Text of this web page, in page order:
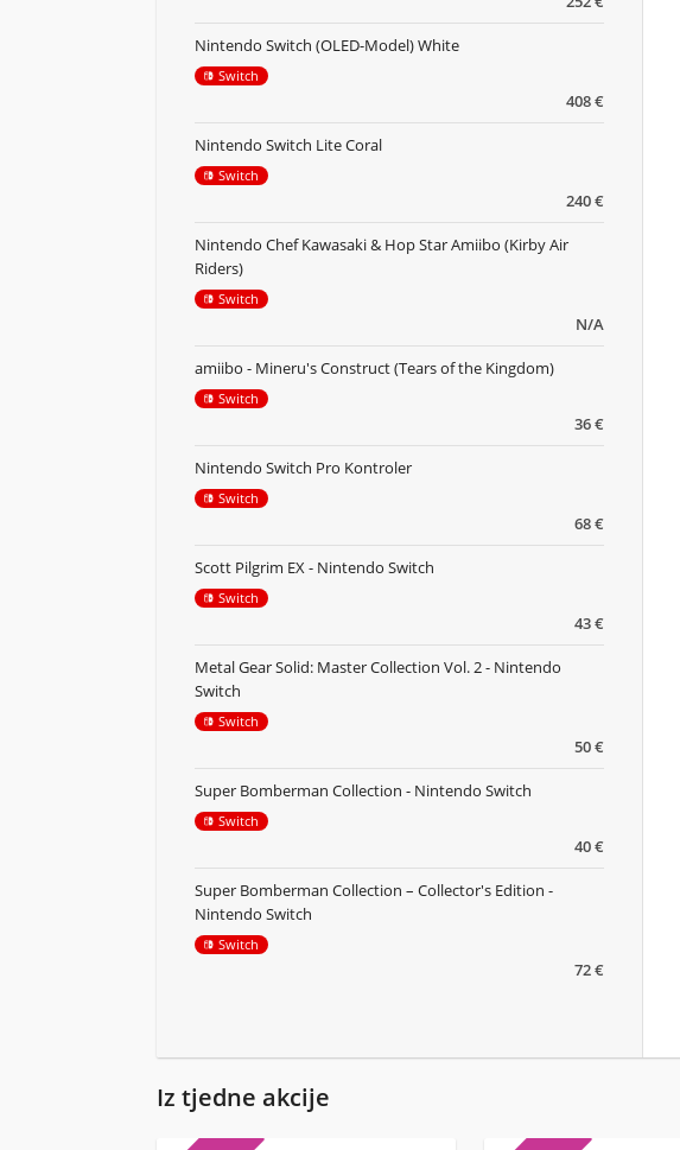
408 €
Nintendo Switch (OLED-Model) White
Switch
240 €
Nintendo Switch Lite Coral
Switch
N/A
Nintendo Chef Kawasaki & Hop Star Amiibo (Kirby Air
Riders)
Switch
36 €
amiibo - Mineru's Construct (Tears of the Kingdom)
Switch
68 €
Nintendo Switch Pro Kontroler
Switch
43 €
Scott Pilgrim EX - Nintendo Switch
Switch
50 €
Metal Gear Solid: Master Collection Vol. 2 - Nintendo
Switch
Switch
40 €
Super Bomberman Collection - Nintendo Switch
Switch
72 €
Super Bomberman Collection – Collector's Edition -
Nintendo Switch
Switch
Iz tjedne akcije